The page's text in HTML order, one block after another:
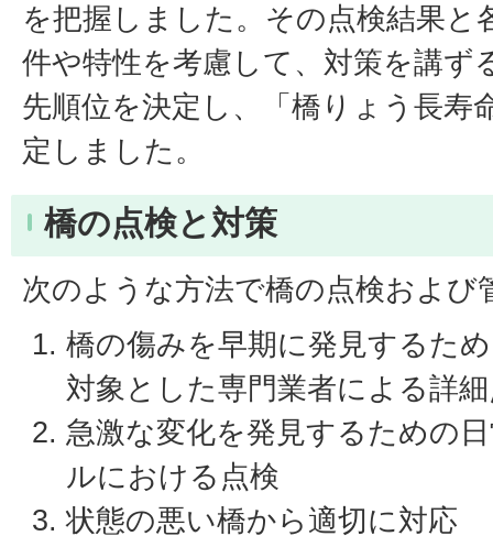
を把握しました。その点検結果と
件や特性を考慮して、対策を講ず
先順位を決定し、「橋りょう長寿
定しました。
橋の点検と対策
次のような方法で橋の点検および
橋の傷みを早期に発見するた
対象とした専門業者による詳
急激な変化を発見するための
ルにおける点検
状態の悪い橋から適切に対応